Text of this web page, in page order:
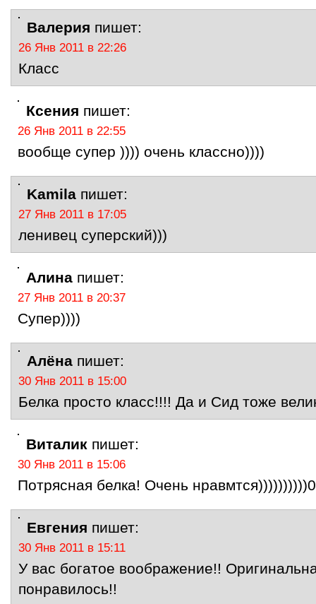
Валерия пишет:
26 Янв 2011 в 22:26
Класс
Ксения пишет:
26 Янв 2011 в 22:55
вообще супер )))) очень классно))))
Kamila пишет:
27 Янв 2011 в 17:05
ленивец суперский)))
Алина пишет:
27 Янв 2011 в 20:37
Супер))))
Алёна пишет:
30 Янв 2011 в 15:00
Белка просто класс!!!! Да и Сид тоже
Виталик пишет:
30 Янв 2011 в 15:06
Потрясная белка! Очень нравмтся))))))))))0
Евгения пишет:
30 Янв 2011 в 15:11
У вас богатое воображение!!
понравилось!!